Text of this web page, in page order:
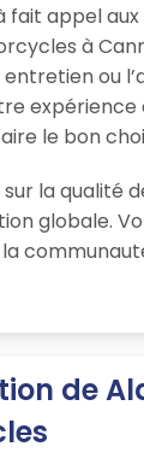
fait appel
à
ou
expérience
le bon
sur la qualité
globale.
de